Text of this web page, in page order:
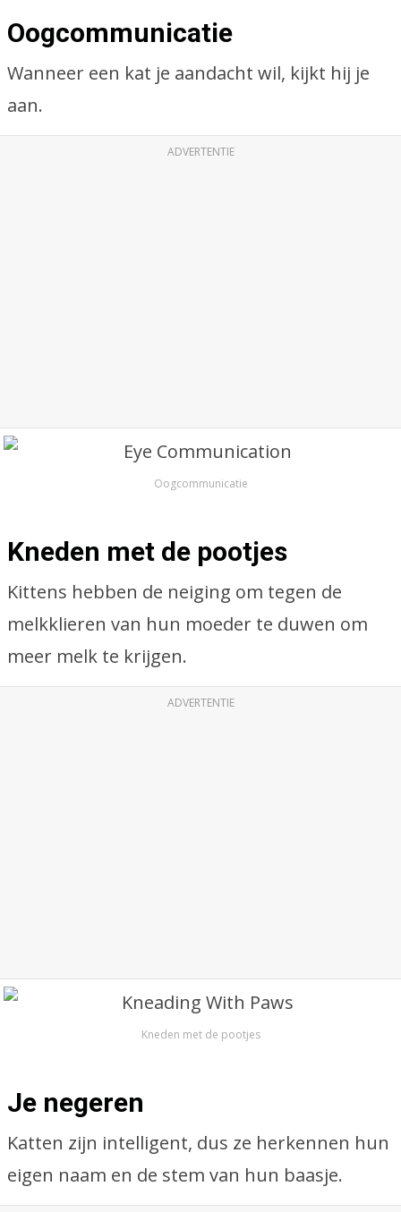
Oogcommunicatie
Wanneer een kat je aandacht wil, kijkt hij je
aan.
ADVERTENTIE
Oogcommunicatie
Kneden met de pootjes
Kittens hebben de neiging om tegen de
melkklieren van hun moeder te duwen om
meer melk te krijgen.
ADVERTENTIE
Kneden met de pootjes
Je negeren
Katten zijn intelligent, dus ze herkennen hun
eigen naam en de stem van hun baasje.